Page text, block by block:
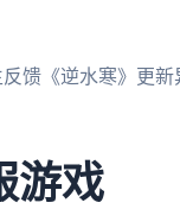
馈《逆水寒》更
游戏